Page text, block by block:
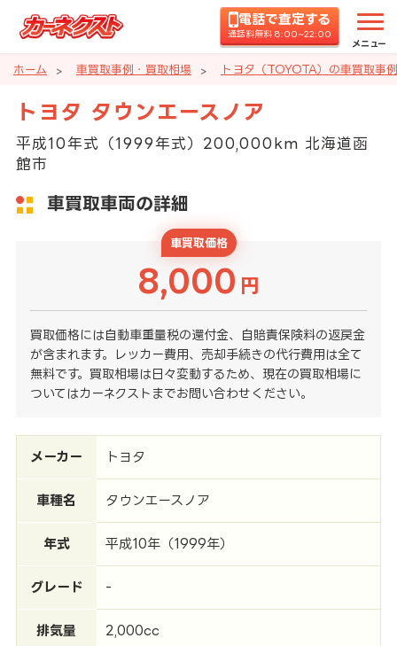
電話で査定する
通話料無料 8:00~22:00
メニュー
ホーム 車買取事例・買取相場 トヨタ（TOYOTA）の車買取事
トヨタ タウンエースノア
平成10年式（1999年式）200,000km 北海道函
館市
車買取車両の詳細
車買取価格
8,000 円
買取価格には自動車重量税の還付金、自賠責保険料の返戻金
が含まれます。レッカー費用、売却手続きの代行費用は全て
無料です。買取相場は日々変動するため、現在の買取相場に
ついてはカーネクストまでお問い合わせください。
メーカー トヨタ
車種名 タウンエースノア
年式 平成10年（1999年）
グレード -
排気量 2,000cc